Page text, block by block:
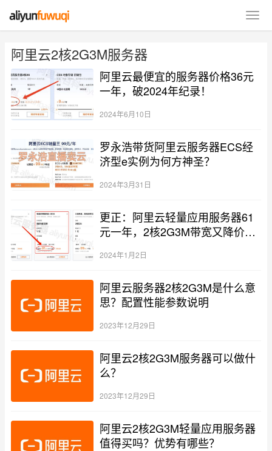
阿里云2核2G3M服务器
阿里云最便宜的服务器价格36元
一年，破2024年纪录！
2024年6月10日
罗永浩带货阿里云服务器ECS经
济型e实例为何方神圣？
2024年3月31日
更正：阿里云轻量应用服务器61
元一年，2核2G3M带宽又降价
2024年1月2日
阿里云服务器2核2G3M是什么意
思？配置性能参数说明
2023年12月29日
阿里云2核2G3M服务器可以做什
么？
2023年12月29日
阿里云2核2G3M轻量应用服务器
值得买吗？优势有哪些？